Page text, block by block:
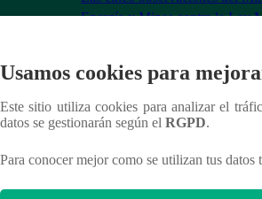
Energía y Minas contra la Ley
Usamos cookies para
Este sitio utiliza cookies para analizar el
datos se gestionarán según el RGPD.
Para conocer mejor como se utilizan tus datos